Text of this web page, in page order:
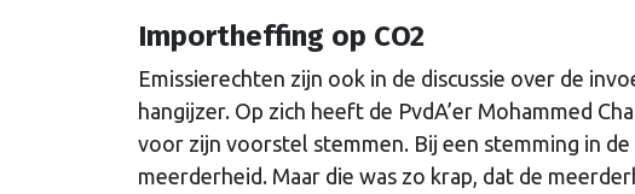
Importheffing op CO2
Emissierechten zijn ook in de discussie over de
hangijzer. Op zich heeft de PvdA’er Mohammed
voor zijn voorstel stemmen. Bij een stemming in
meerderheid. Maar die was zo krap, dat de